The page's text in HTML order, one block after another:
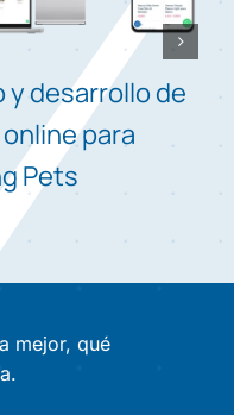
y desarrollo de
para
Pets
mejor, qué